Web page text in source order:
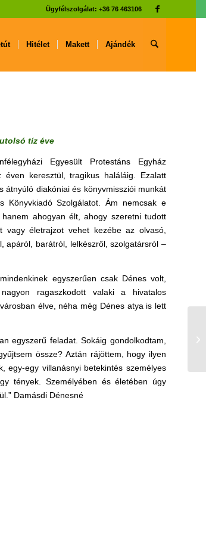
Ügyfélszolgálat: +36 76 463106
Hitélet Makett Ajándék
tíz éve
Egyesült Protestáns Egyház
éven keresztül, tragikus haláláig. Ezalatt
átnyúló diakóniai és könyvmissziói munkát
Könyvkiadó Szolgálatot. Ám nemcsak e
ahogyan élt, ahogy szeretni tudott
vagy életrajzot vehet kezébe az olvasó,
apáról, barátról, lelkészről, szolgatársról –
egyszerűen csak Dénes volt,
ragaszkodott valaki a hivatalos
élve, néha még Dénes atya is lett
egyszerű feladat. Sokáig gondolkodtam,
össze? Aztán rájöttem, hogy ilyen
egy-egy villanásnyi betekintés személyes
tények. Személyében és életében úgy
Damásdi Dénesné